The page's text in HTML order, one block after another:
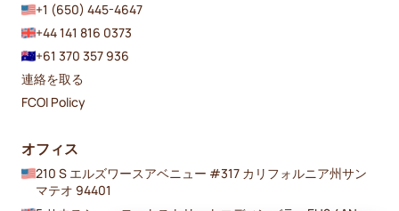
+1 (650) 445-4647
+44 141 816 0373
+61 370 357 936
連絡を取る
FCOI Policy
オフィス
210 S エルズワースアベニュー #317 カリフォルニア州サン
マテオ 94401